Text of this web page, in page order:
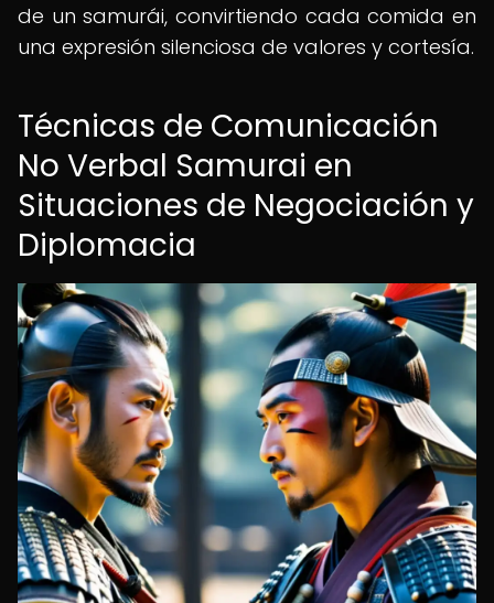
de un samurái, convirtiendo cada comida en
una expresión silenciosa de valores y cortesía.
Técnicas de Comunicación
No Verbal Samurai en
Situaciones de Negociación y
Diplomacia